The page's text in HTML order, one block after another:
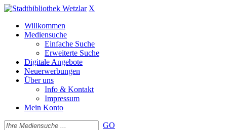
X
Willkommen
Mediensuche
Einfache Suche
Erweiterte Suche
Digitale Angebote
Neuerwerbungen
Über uns
Info & Kontakt
Impressum
Mein Konto
GO